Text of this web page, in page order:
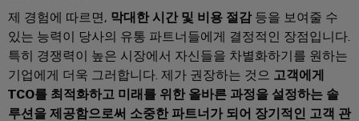
션
을
통
한
프
로
세
및
PCB
단
자
대
프
트
웨
어
제 경험에 따르면, 막대한 시간 및 비용 절감등을 보여줄 수
있는 능력이 당사의 유통 파트너들에게 결정적인 장점입니다.
특히 경쟁력이 높은 시장에서 자신들을 차별화하기를 원하는
기업에게 더욱 그러합니다. 제가 권장하는 것으 고객에게
TCO를 최적화하고 미래를 위한 올바른 과정을 설정하는 솔
루션을 제공함으로써 소중한 파트너가 되어 장기적인 고객 관